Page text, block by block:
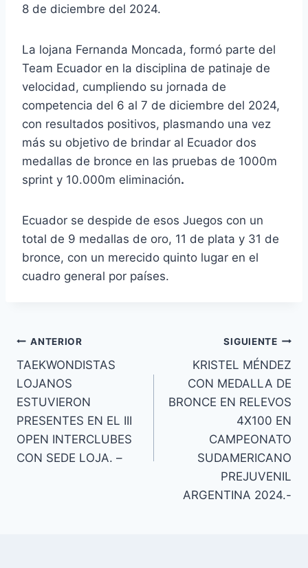
8 de diciembre del 2024.
La lojana Fernanda Moncada, formó parte del
Team Ecuador en la disciplina de patinaje de
velocidad, cumpliendo su jornada de
competencia del 6 al 7 de diciembre del 2024,
con resultados positivos, plasmando una vez
más su objetivo de brindar al Ecuador dos
medallas de bronce en las pruebas de 1000m
sprint y 10.000m eliminación.
Ecuador se despide de esos Juegos con un
total de 9 medallas de oro, 11 de plata y 31 de
bronce, con un merecido quinto lugar en el
cuadro general por países.
ANTERIOR
TAEKWONDISTAS
LOJANOS
ESTUVIERON
PRESENTES EN EL III
OPEN INTERCLUBES
CON SEDE LOJA. –
SIGUIENTE
KRISTEL MÉNDEZ
CON MEDALLA DE
BRONCE EN RELEVOS
4X100 EN
CAMPEONATO
SUDAMERICANO
PREJUVENIL
ARGENTINA 2024.-